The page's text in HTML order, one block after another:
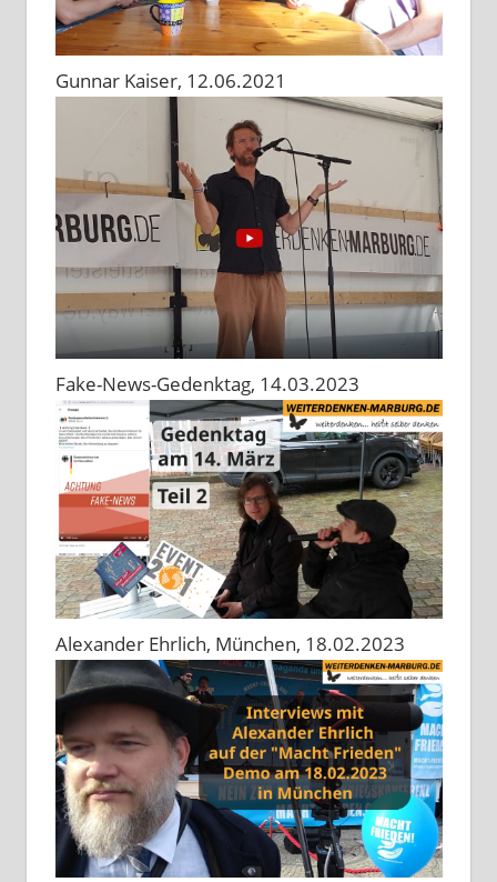
Gunnar Kaiser, 12.06.2021
Fake-News-Gedenktag, 14.03.2023
Alexander Ehrlich, München, 18.02.2023